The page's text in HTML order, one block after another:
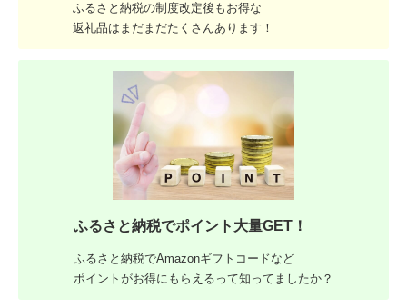
ふるさと納税の制度改定後もお得な
返礼品はまだまだたくさんあります！
ふるさと納税でポイント大量GET！
ふるさと納税でAmazonギフトコードなど
ポイントがお得にもらえるって知ってましたか？